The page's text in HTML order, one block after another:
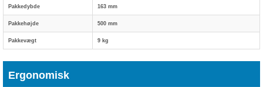
Pakkedybde 163 mm
Pakkehøjde 500 mm
Pakkevægt 9 kg
Ergonomisk